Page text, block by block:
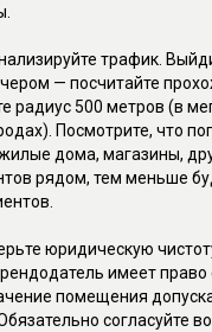
трафик.
— посчитайте
радиус 500 метров (в
Посмотрите, что
жилые дома, магазины,
рядом, тем меньше
юридическую
имеет право
помещения
согласуйте